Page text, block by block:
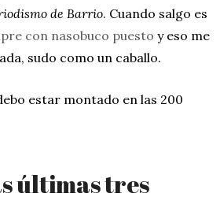
de Barrio. Cuando salgo es
con nasobuco puesto y eso me
sudo como un caballo.
estar montado en las 200
últimas tres